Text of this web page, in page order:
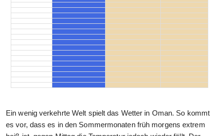
Ein wenig verkehrte Welt spielt das Wetter in Oman. So kommt
es vor, dass es in den Sommermonaten früh morgens extrem